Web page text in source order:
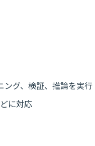
グ、検証、推論を実行
に対応